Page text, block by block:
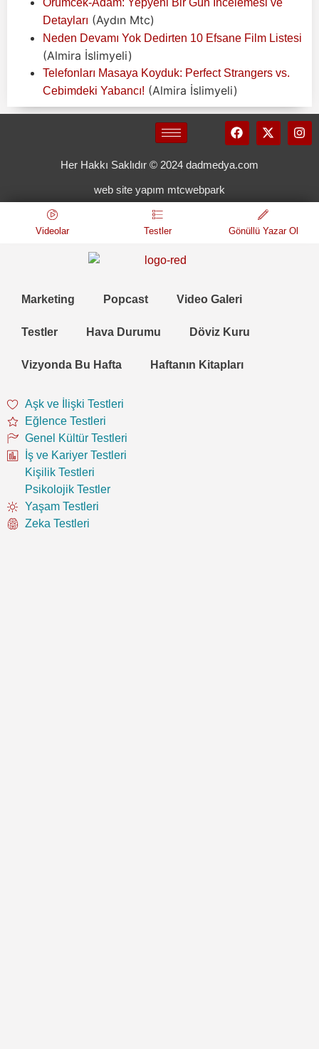
Detayları (Aydın Mtc)
Neden Devamı Yok Dedirten 10 Efsane Film Listesi
(Almira İslimyeli)
Telefonları Masaya Koyduk: Perfect Strangers vs.
Cebimdeki Yabancı! (Almira İslimyeli)
Her Hakkı Saklıdır © 2024 dadmedya.com
web site yapım mtcwebpark
Videolar Testler Gönüllü Yazar Ol
Marketing Popcast Video Galeri
Testler Hava Durumu Döviz Kuru
Vizyonda Bu Hafta Haftanın Kitapları
Aşk ve İlişki Testleri
Eğlence Testleri
Genel Kültür Testleri
İş ve Kariyer Testleri
Kişilik Testleri
Psikolojik Testler
Yaşam Testleri
Zeka Testleri